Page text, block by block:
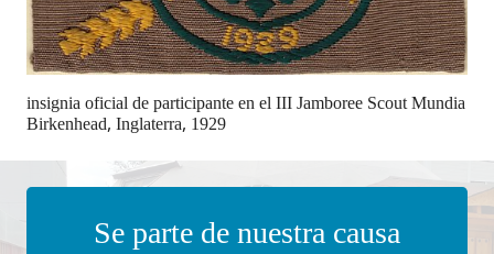
insignia oficial de participante en el III Jamboree Scout Mundia
Birkenhead, Inglaterra, 1929
Se parte de nuestra causa